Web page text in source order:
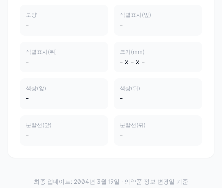
모양
-
식별표시(앞)
-
식별표시(뒤)
-
크기(mm)
- x - x -
색상(앞)
-
색상(뒤)
-
분할선(앞)
-
분할선(뒤)
-
최종 업데이트: 2004년 3월 19일 · 의약품 정보 변경일 기준